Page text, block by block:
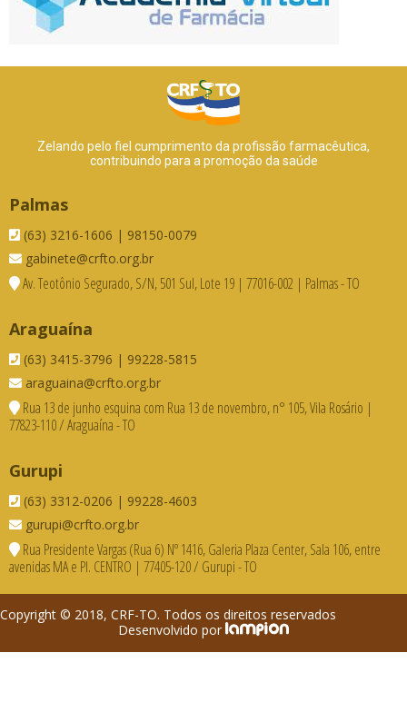
Zelando pelo fiel cumprimento da profissão farmacêutica,
contribuindo para a promoção da saúde
Palmas
(63) 3216-1606 | 98150-0079
gabinete@crfto.org.br
Av. Teotônio Segurado, S/N, 501 Sul, Lote 19 | 77016-002 | Palmas - TO
Araguaína
(63) 3415-3796 | 99228-5815
araguaina@crfto.org.br
Rua 13 de junho esquina com Rua 13 de novembro, n° 105, Vila Rosário |
77823-110 / Araguaína - TO
Gurupi
(63) 3312-0206 | 99228-4603
gurupi@crfto.org.br
Rua Presidente Vargas (Rua 6) Nº 1416, Galeria Plaza Center, Sala 106, entre
avenidas MA e PI. CENTRO | 77405-120 / Gurupi - TO
Copyright © 2018, CRF-TO. Todos os direitos reservados
Desenvolvido por